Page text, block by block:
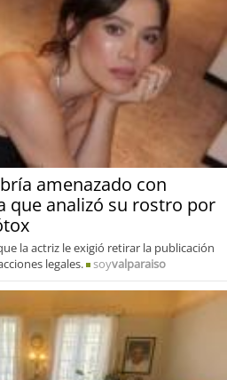
amenazado con
que analizó su rostro por
la actriz le exigió retirar la publicación
legales.
soyvalparaiso